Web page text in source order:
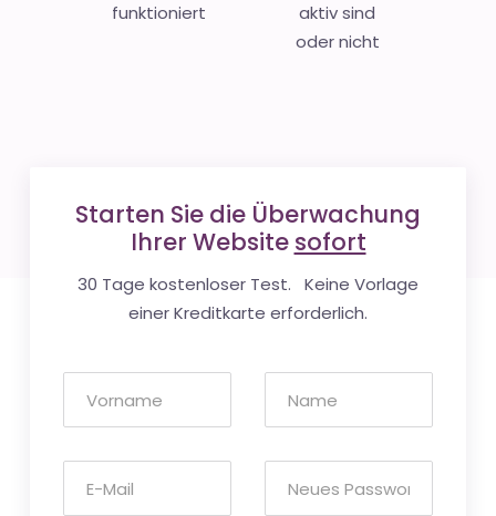
funktioniert
aktiv sind
oder nicht
Starten Sie die Überwachung
Ihrer Website sofort
30 Tage kostenloser Test. Keine Vorlage
einer Kreditkarte erforderlich.